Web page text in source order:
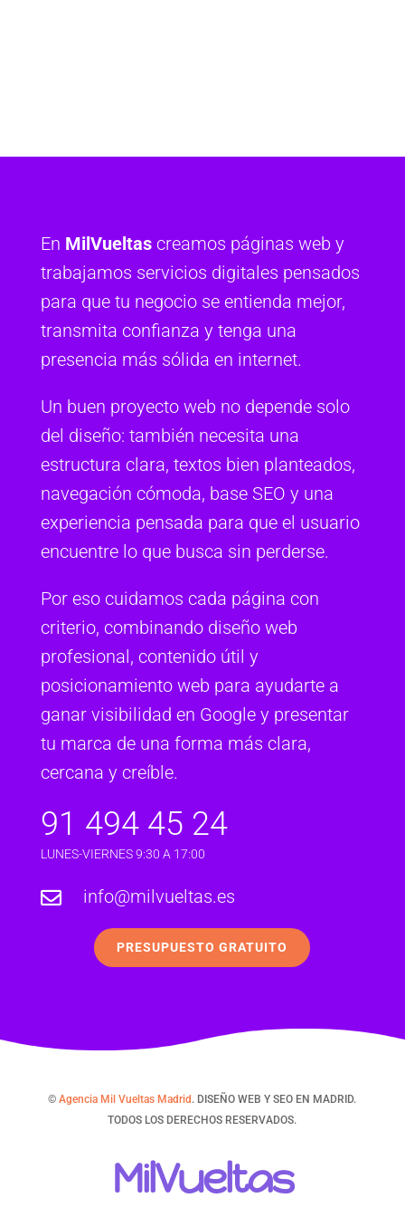
En MilVueltascreamos páginas web y
trabajamos servicios digitales pensados
para que tu negocio se entienda mejor,
transmita confianza y tenga una
presencia más sólida en internet.
Un buen proyecto web no depende solo
del diseño: también necesita una
estructura clara, textos bien planteados,
navegación cómoda, base SEO y una
experiencia pensada para que el usuario
encuentre lo que busca sin perderse.
Por eso cuidamos cada página con
criterio, combinando diseño web
profesional, contenido útil y
posicionamiento web para ayudarte a
ganar visibilidad en Google y presentar
tu marca de una forma más clara,
cercana y creíble.
91 494 45 24
LUNES-VIERNES 9:30 A 17:00
 info@milvueltas.es
PRESUPUESTO GRATUITO
©Agencia Mil Vueltas Madrid. DISEÑO WEB Y SEO EN MADRID.
TODOS LOS DERECHOS RESERVADOS.
MilVueltas